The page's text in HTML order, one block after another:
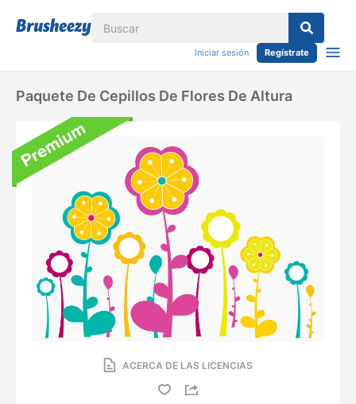
Iniciar sesión Regístrate
Paquete De Cepillos De Flores De Altura
ACERCA DE LAS LICENCIAS